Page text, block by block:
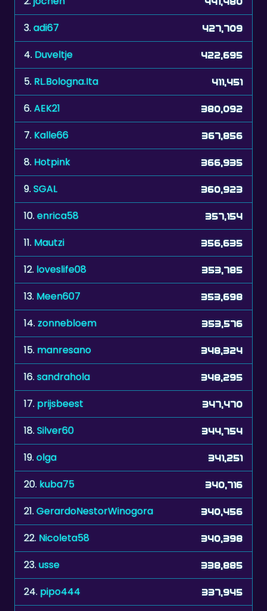
3.adi67 427,709
4. Duveltje 422,695
5. RL.Bologna.Ita 411,451
6.AEK21 380,092
7. Kalle66 367,856
8. Hotpink 366,935
9.SGAL 360,923
10.enrica58 357,154
11. Mautzi 356,635
12. loveslife08 353,785
13. Meen607 353,698
14.zonnebloem 353,576
15. manresano 348,324
16.sandrahola 348,295
17. prijsbeest 347,470
18.Silver60 344,754
19.olga 341,251
20. kuba75 340,716
21.GerardoNestorWinogora 340,456
22. Nicoleta58 340,398
23.usse 338,885
24. pipo444 337,945